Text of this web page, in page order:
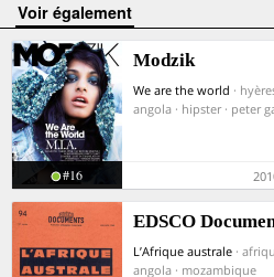
voir également
Modzik
We are the world ·
angola · hipster · peter
#16
EDSCO
L’Afrique australe ·
angola · mozambique